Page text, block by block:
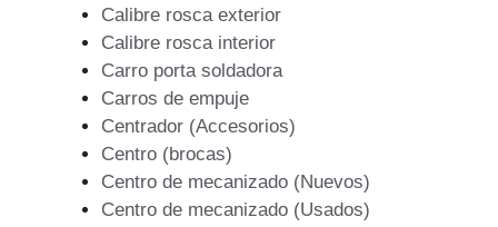
Calibre rosca exterior
Calibre rosca interior
Carro porta soldadora
Carros de empuje
Centrador (Accesorios)
Centro (brocas)
Centro de mecanizado (Nuevos)
Centro de mecanizado (Usados)